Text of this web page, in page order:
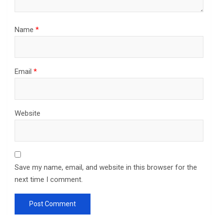
Name *
Email *
Website
Save my name, email, and website in this browser for the
next time I comment.